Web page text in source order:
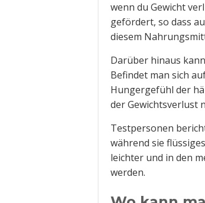
wenn du Gewicht
gefördert, so dass
diesem
Darüber hinaus
Befindet man sich
Hungergefühl der
der Gewichtsverlust
Testpersonen
während sie
leichter und in den
werden.